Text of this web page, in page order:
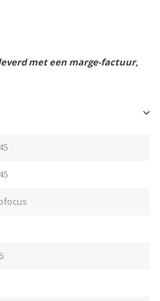
met een marge-factuur,